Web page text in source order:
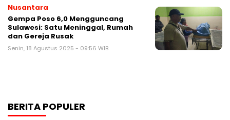
Nusantara
Gempa Poso 6,0 Mengguncang
Sulawesi: Satu Meninggal, Rumah
dan Gereja Rusak
Senin, 18 Agustus 2025 - 09:56 WIB
BERITA POPULER